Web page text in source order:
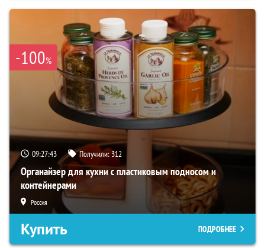
-100%
09:27:41 Получили: 312
Органайзер для кухни с пластиковым подносом и
контейнерами
Россия
Купить ПОДРОБНЕЕ